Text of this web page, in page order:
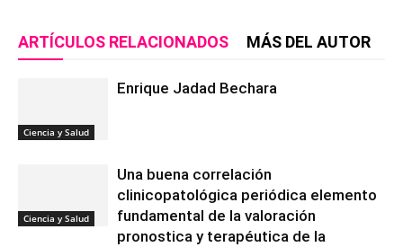
ARTÍCULOS RELACIONADOS MÁS DEL AUTOR
Ciencia y Salud
Enrique Jadad Bechara
Ciencia y Salud
Una buena correlación
clinicopatológica periódica elemento
fundamental de la valoración
pronostica y terapéutica de la